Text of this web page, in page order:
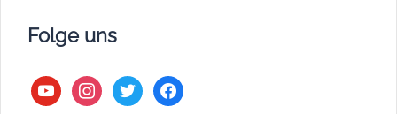
Folge uns
youtubeinstagram
twitter facebook